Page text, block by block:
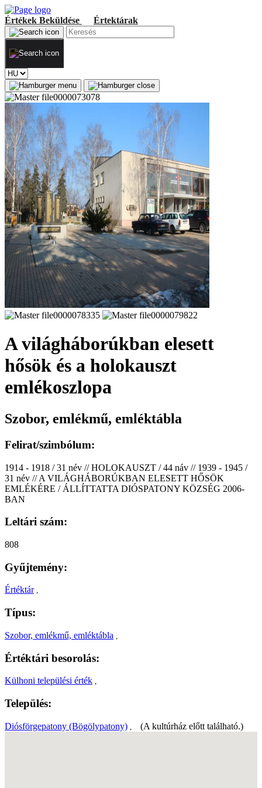
Értékek Beküldése Értektárak
A világháborúkban elesett
hősök és a holokauszt
emlékoszlopa
Szobor, emlékmű, emléktábla
Felirat/szimbólum:
1914 - 1918 / 31 név // HOLOKAUSZT / 44 náv // 1939 - 1945 /
31 név // A VILÁGHÁBORÚKBAN ELESETT HŐSÖK
EMLÉKÉRE / ÁLLÍTTATTA DIÓSPATONY KÖZSÉG 2006-
BAN
Leltári szám:
808
Gyűjtemény:
Értéktár ,
Típus:
Szobor, emlékmű, emléktábla
Értéktári besorolás:
Külhoni települési érték ,
Település:
Diósförgepatony (Bögölypatony) (A kultúrház előtt található.)